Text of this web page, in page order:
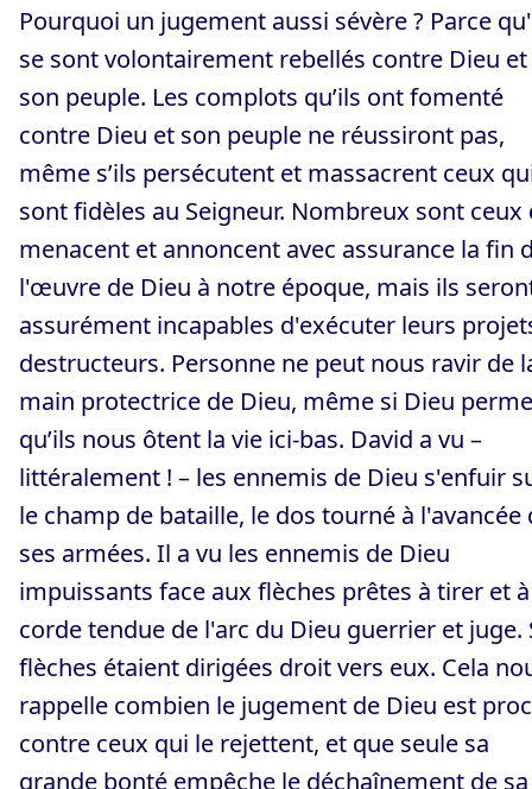
Pourquoi un jugement aussi sévère ? Parce
se sont volontairement rebellés contre Dieu et
son peuple. Les complots qu’ils ont fomenté
contre Dieu et son peuple ne réussiront pas,
même s’ils persécutent et massacrent ceux
sont fidèles au Seigneur. Nombreux sont ceux
menacent et annoncent avec assurance la fin
l'œuvre de Dieu à notre époque, mais ils
assurément incapables d'exécuter leurs
destructeurs. Personne ne peut nous ravir de
main protectrice de Dieu, même si Dieu
qu’ils nous ôtent la vie ici-bas. David a vu –
littéralement ! – les ennemis de Dieu s'enfuir
le champ de bataille, le dos tourné à l'avancée
ses armées. Il a vu les ennemis de Dieu
impuissants face aux flèches prêtes à tirer et
corde tendue de l'arc du Dieu guerrier et juge.
flèches étaient dirigées droit vers eux. Cela
rappelle combien le jugement de Dieu est
contre ceux qui le rejettent, et que seule sa
grande bonté empêche le déchaînement de sa